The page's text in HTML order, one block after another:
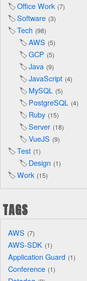
Office Work 7
Software 3
Tech 98
AWS 5
GCP 5
Java 9
JavaScript 4
MySQL 5
PostgreSQL 4
Ruby 15
Server 18
VueJS 9
Test 1
Design 1
Work 15
TAGS
AWS 7
AWS-SDK 1
Application Guard 1
Conference 1